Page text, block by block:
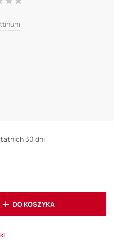
30 dni
DO KOSZYKA